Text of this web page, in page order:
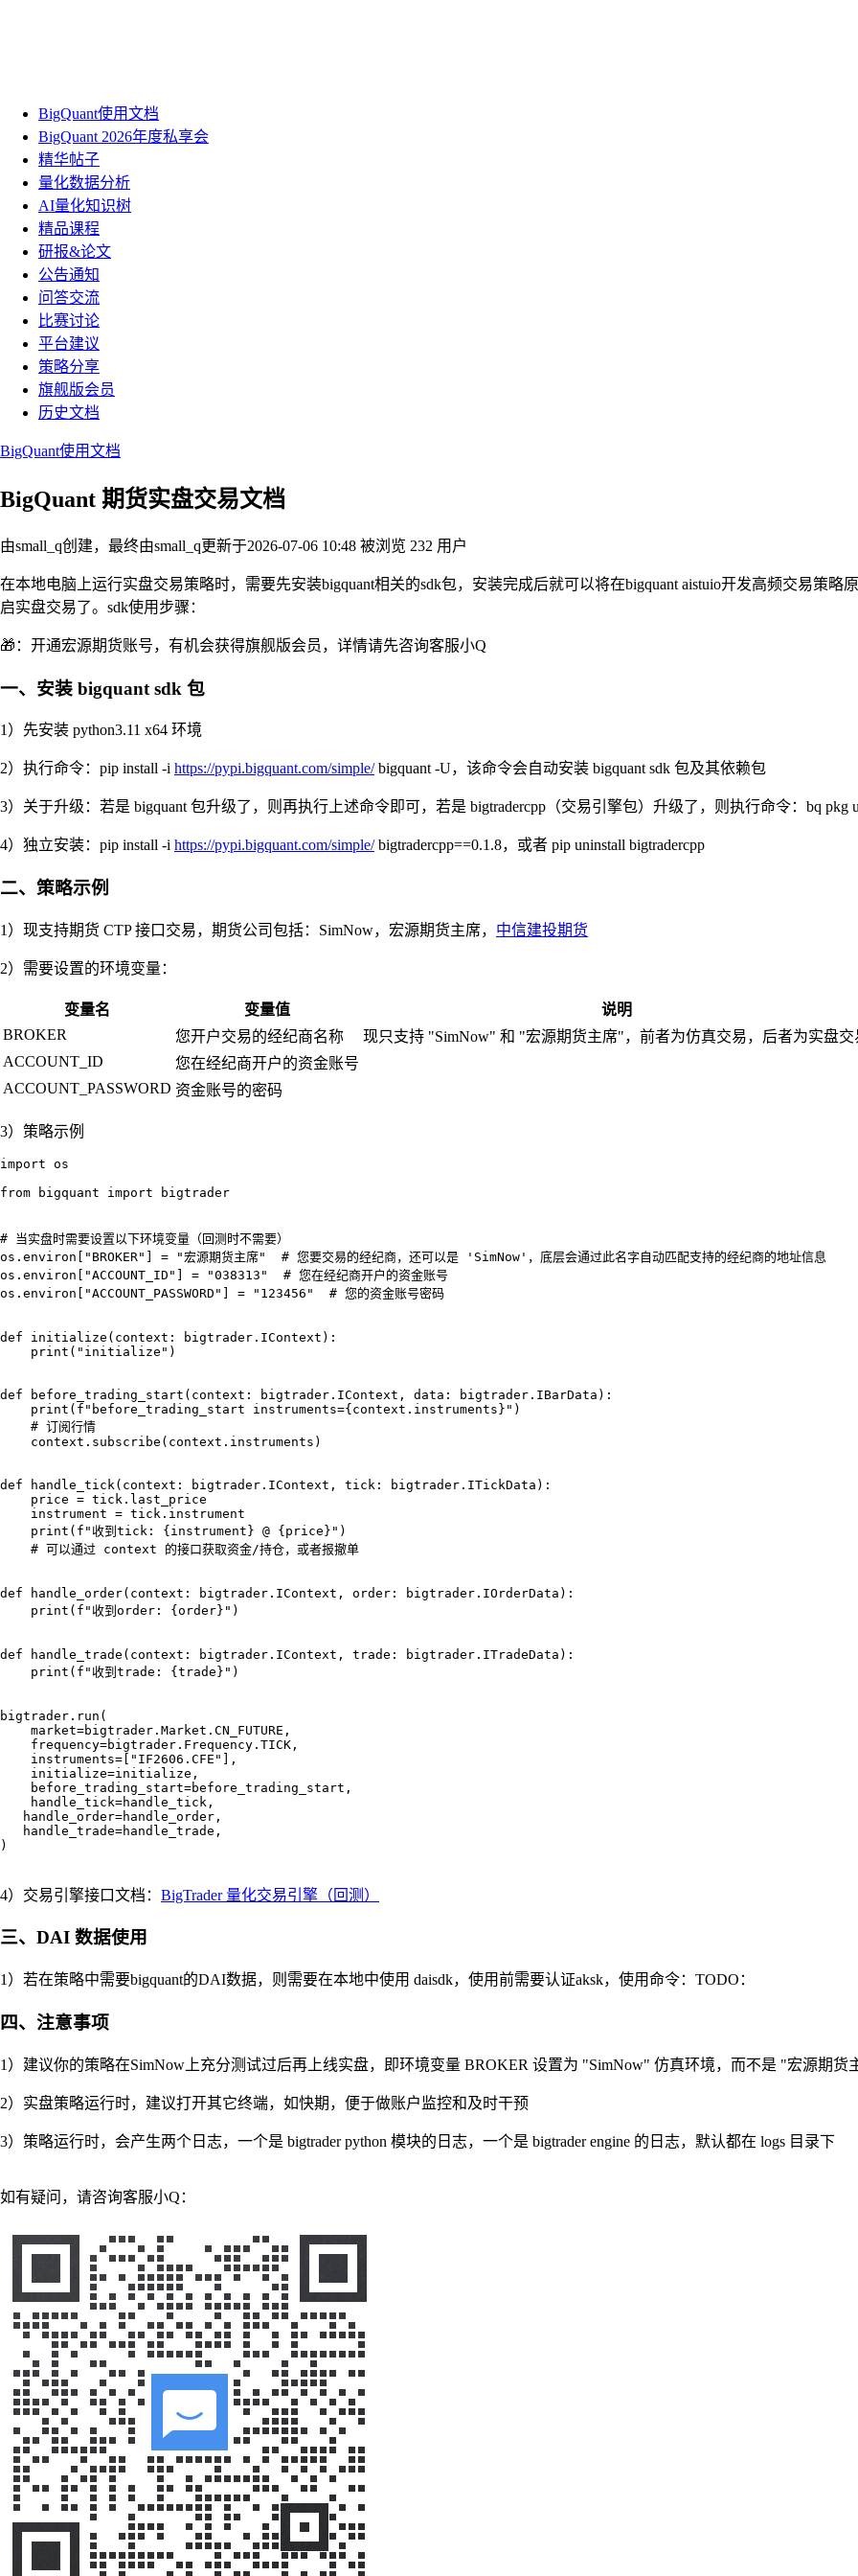
BigQuant使用文档
BigQuant 2026年度私享会
精华帖子
量化数据分析
AI量化知识树
精品课程
研报&论文
公告通知
问答交流
比赛讨论
平台建议
策略分享
旗舰版会员
历史文档
BigQuant使用文档
BigQuant 期货实盘交易文档
由small_q创建，最终由small_q更新于2026-07-06 10:48 被浏览 232 用户
在本地电脑上运行实盘交易策略时，需要先安装bigquant相关的sdk包，安装完成后就可以将在bigquant aistuio开发高频交易策
启实盘交易了。sdk使用步骤：
🎁：开通宏源期货账号，有机会获得旗舰版会员，详情请先咨询客服小Q
一、安装 bigquant sdk 包
1）先安装 python3.11 x64 环境
2）执行命令：pip install -i https://pypi.bigquant.com/simple/bigquant -U，该命令会自动安装 bigquant sdk 包及其依赖包
3）关于升级：若是 bigquant 包升级了，则再执行上述命令即可，若是 bigtradercpp（交易引擎包）升级了，则执行命令：bq pkg
4）独立安装：pip install -i https://pypi.bigquant.com/simple/bigtradercpp==0.1.8，或者 pip uninstall bigtradercpp
二、策略示例
1）现支持期货 CTP 接口交易，期货公司包括：SimNow，宏源期货主席， 中信建投期货
2）需要设置的环境变量：
变量名 变量值
说明
BROKER
您开户交易的经纪商名称
现只支持 "SimNow" 和 "宏源期货主席"，前者为仿真交易，后者为实盘交
ACCOUNT_ID
您在经纪商开户的资金账号
ACCOUNT_PASSWORD 资金账号的密码
3）策略示例
import os
from bigquant import bigtrader
# 当实盘时需要设置以下环境变量（回测时不需要）
os.environ["BROKER"] = "宏源期货主席"  # 您要交易的经纪商，还可以是 'SimNow'，底层会通过此名字自动匹配支持的经纪商的地址信息
os.environ["ACCOUNT_ID"] = "038313"  # 您在经纪商开户的资金账号
os.environ["ACCOUNT_PASSWORD"] = "123456"  # 您的资金账号密码
def initialize(context: bigtrader.IContext):
    print("initialize")
def before_trading_start(context: bigtrader.IContext, data: bigtrader.IBarData):
    print(f"before_trading_start instruments={context.instruments}")
    # 订阅行情
    context.subscribe(context.instruments)
def handle_tick(context: bigtrader.IContext, tick: bigtrader.ITickData):
    price = tick.last_price
    instrument = tick.instrument
    print(f"收到tick: {instrument} @ {price}")
    # 可以通过 context 的接口获取资金/持仓，或者报撤单
def handle_order(context: bigtrader.IContext, order: bigtrader.IOrderData):
    print(f"收到order: {order}")
def handle_trade(context: bigtrader.IContext, trade: bigtrader.ITradeData):
    print(f"收到trade: {trade}")
bigtrader.run(
    market=bigtrader.Market.CN_FUTURE,
    frequency=bigtrader.Frequency.TICK,
    instruments=["IF2606.CFE"],
    initialize=initialize,
    before_trading_start=before_trading_start,
    handle_tick=handle_tick,
handle_order=handle_order,
handle_trade=handle_trade,
)
4）交易引擎接口文档： BigTrader 量化交易引擎（回测）
三、DAI 数据使用
1）若在策略中需要bigquant的DAI数据，则需要在本地中使用 daisdk，使用前需要认证aksk，使用命令：TODO：
四、注意事项
1）建议你的策略在SimNow上充分测试过后再上线实盘，即环境变量 BROKER 设置为 "SimNow" 仿真环境，而不是 "宏源期货
2）实盘策略运行时，建议打开其它终端，如快期，便于做账户监控和及时干预
3）策略运行时，会产生两个日志，一个是 bigtrader python 模块的日志，一个是 bigtrader engine 的日志，默认都在 logs 目录下
如有疑问，请咨询客服小Q：